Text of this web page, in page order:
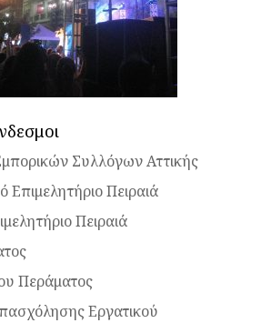
Συλλόγων Αττικής
Επιμελητήριο Πειραιά
Πειραιά
Περάματος
Εργατικού